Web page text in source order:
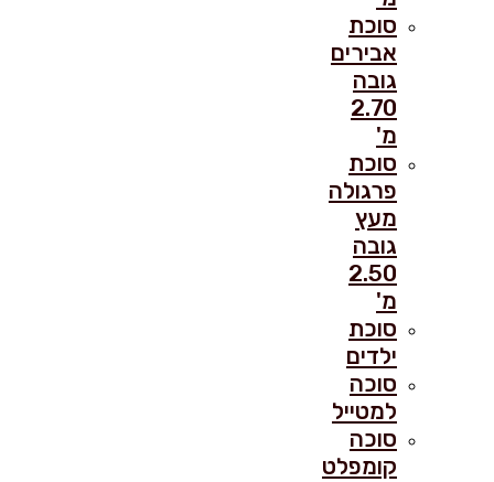
סוכת
אבירים
גובה
2.70
מ'
סוכת
פרגולה
מעץ
גובה
2.50
מ'
סוכת
ילדים
סוכה
למטייל
סוכה
קומפלט